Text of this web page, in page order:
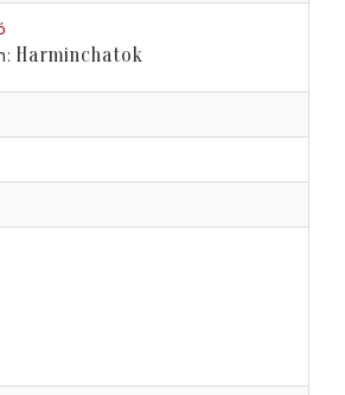
Harminchatok